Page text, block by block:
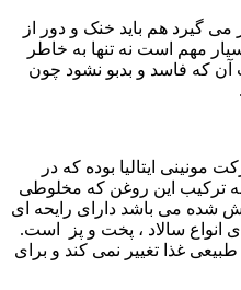
گیرد هم باید خنک و دور از
مهم است نه تنها به خاطر
که فاسد و بدبو نشود چون
مونینی ایتالیا بوده که در
به ترکیب این روغن که مخلوطی
شده می باشد دارای رایحه ای
انواع سالاد ، پخت و پز است.
غذا تغییر نمی کند و برای